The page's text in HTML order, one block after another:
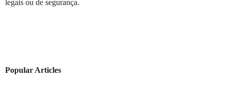
legais ou de segurança.
Popular Articles